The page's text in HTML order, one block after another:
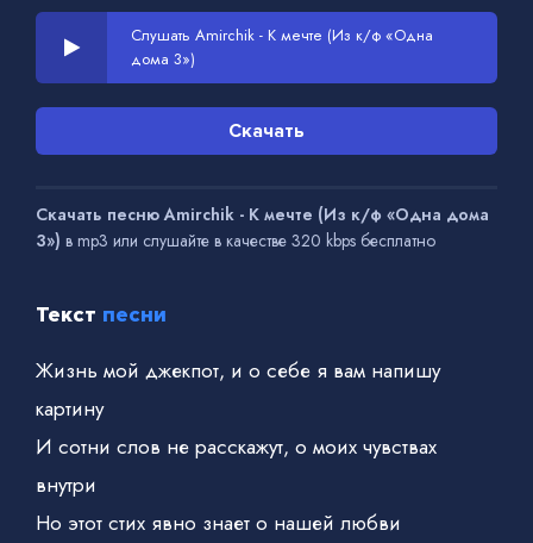
Слушать Amirchik - К мечте (Из к/ф «Одна
дома 3»)
Скачать
Скачать песню Amirchik - К мечте (Из к/ф «Одна дома
3») в mp3 или слушайте в качестве 320 kbps бесплатно
Текст песни
Жизнь мой джекпот, и о себе я вам напишу
картину
И сотни слов не расскажут, о моих чувствах
внутри
Но этот стих явно знает о нашей любви